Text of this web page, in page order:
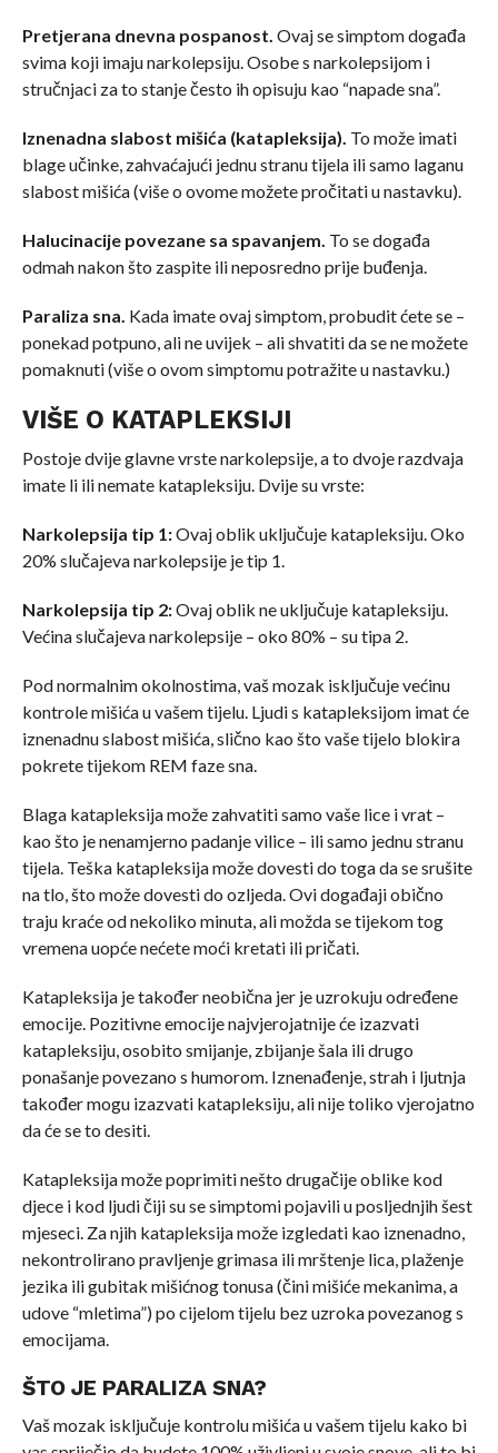
Pretjerana dnevna pospanost. Ovaj se simptom događa
svima koji imaju narkolepsiju. Osobe s narkolepsijom i
stručnjaci za to stanje često ih opisuju kao “napade sna”.
Iznenadna slabost mišića (katapleksija). To može imati
blage učinke, zahvaćajući jednu stranu tijela ili samo laganu
slabost mišića (više o ovome možete pročitati u nastavku).
Halucinacije povezane sa spavanjem. To se događa
odmah nakon što zaspite ili neposredno prije buđenja.
Paraliza sna. Kada imate ovaj simptom, probudit ćete se –
ponekad potpuno, ali ne uvijek – ali shvatiti da se ne možete
pomaknuti (više o ovom simptomu potražite u nastavku.)
VIŠE O KATAPLEKSIJI
Postoje dvije glavne vrste narkolepsije, a to dvoje razdvaja
imate li ili nemate katapleksiju. Dvije su vrste:
Narkolepsija tip 1:Ovaj oblik uključuje katapleksiju. Oko
20% slučajeva narkolepsije je tip 1.
Narkolepsija tip 2:Ovaj oblik ne uključuje katapleksiju.
Većina slučajeva narkolepsije – oko 80% – su tipa 2.
Pod normalnim okolnostima, vaš mozak isključuje većinu
kontrole mišića u vašem tijelu. Ljudi s katapleksijom imat će
iznenadnu slabost mišića, slično kao što vaše tijelo blokira
pokrete tijekom REM faze sna.
Blaga katapleksija može zahvatiti samo vaše lice i vrat –
kao što je nenamjerno padanje vilice – ili samo jednu stranu
tijela. Teška katapleksija može dovesti do toga da se srušite
na tlo, što može dovesti do ozljeda. Ovi događaji obično
traju kraće od nekoliko minuta, ali možda se tijekom tog
vremena uopće nećete moći kretati ili pričati.
Katapleksija je također neobična jer je uzrokuju određene
emocije. Pozitivne emocije najvjerojatnije će izazvati
katapleksiju, osobito smijanje, zbijanje šala ili drugo
ponašanje povezano s humorom. Iznenađenje, strah i ljutnja
također mogu izazvati katapleksiju, ali nije toliko vjerojatno
da će se to desiti.
Katapleksija može poprimiti nešto drugačije oblike kod
djece i kod ljudi čiji su se simptomi pojavili u posljednjih šest
mjeseci. Za njih katapleksija može izgledati kao iznenadno,
nekontrolirano pravljenje grimasa ili mrštenje lica, plaženje
jezika ili gubitak mišićnog tonusa (čini mišiće mekanima, a
udove “mletima”) po cijelom tijelu bez uzroka povezanog s
emocijama.
ŠTO JE PARALIZA SNA?
Vaš mozak isključuje kontrolu mišića u vašem tijelu kako bi